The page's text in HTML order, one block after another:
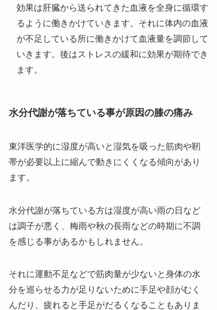
効果は肝臓から送られてきた血液を全身に循環す
るように働きかけていきます。それに体内の血液
が不足している所に働きかけて血液量を調節して
いきます。後はストレスの緩和に効果が期待でき
ます。
水分代謝が落ちている事が原因の膝の痛み
東洋医学的に湿度が高いと湿気を吸った筋肉や靭
帯が必要以上に縮んで動きにくくなる傾向があり
ます。
水分代謝が落ちている方は湿度が高い雨の日など
は調子が悪く、梅雨や秋の長雨などの時期に不調
を感じる事があるかもしれません。
それに運動不足などで筋肉量が少ないと身体の水
分を巡らせる力が足りないために手足や顔がむく
んだり、疲れると手足がだるくなることもありま